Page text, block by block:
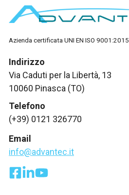
Azienda certificata UNI EN ISO 9001:2015
Indirizzo
Via Caduti per la Libertà, 13
10060 Pinasca (TO)
Telefono
(+39) 0121 326770
Email
info@advantec.it